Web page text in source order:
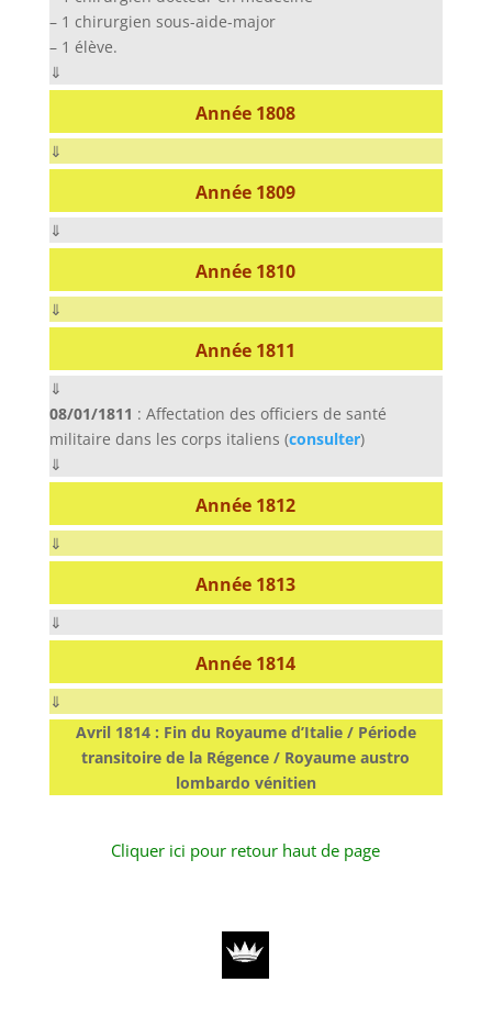
– 1 chirurgien sous-aide-major
– 1 élève.
⇓
Année 1808
⇓
Année 1809
⇓
Année 1810
⇓
Année 1811
⇓
08/01/1811 : Affectation des officiers de santé
militaire dans les corps italiens (consulter)
⇓
Année 1812
⇓
Année 1813
⇓
Année 1814
⇓
Avril 1814 : Fin du Royaume d’Italie / Période
transitoire de la Régence / Royaume austro
lombardo vénitien
Cliquer ici pour retour haut de page